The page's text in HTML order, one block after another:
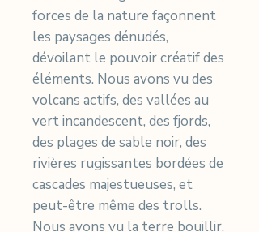
forces de la nature façonnent
les paysages dénudés,
dévoilant le pouvoir créatif des
éléments. Nous avons vu des
volcans actifs, des vallées au
vert incandescent, des fjords,
des plages de sable noir, des
rivières rugissantes bordées de
cascades majestueuses, et
peut-être même des trolls.
Nous avons vu la terre bouillir,